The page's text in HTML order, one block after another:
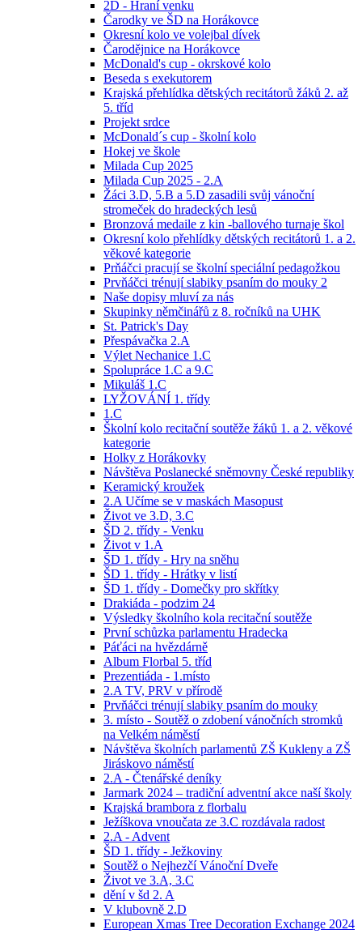
2D - Hraní venku
Čarodky ve ŠD na Horákovce
Okresní kolo ve volejbal dívek
Čarodějnice na Horákovce
McDonald's cup - okrskové kolo
Beseda s exekutorem
Krajská přehlídka dětských recitátorů žáků 2. až
5. tříd
Projekt srdce
McDonald´s cup - školní kolo
Hokej ve škole
Milada Cup 2025
Milada Cup 2025 - 2.A
Žáci 3.D, 5.B a 5.D zasadili svůj vánoční
stromeček do hradeckých lesů
Bronzová medaile z kin -ballového turnaje škol
Okresní kolo přehlídky dětských recitátorů 1. a 2.
věkové kategorie
Prňáčci pracují se školní speciální pedagožkou
Prvňáčci trénují slabiky psaním do mouky 2
Naše dopisy mluví za nás
Skupinky němčinářů z 8. ročníků na UHK
St. Patrick's Day
Přespávačka 2.A
Výlet Nechanice 1.C
Spolupráce 1.C a 9.C
Mikuláš 1.C
LYŽOVÁNÍ 1. třídy
1.C
Školní kolo recitační soutěže žáků 1. a 2. věkové
kategorie
Holky z Horákovky
Návštěva Poslanecké sněmovny České republiky
Keramický kroužek
2.A Učíme se v maskách Masopust
Život ve 3.D, 3.C
ŠD 2. třídy - Venku
Život v 1.A
ŠD 1. třídy - Hry na sněhu
ŠD 1. třídy - Hrátky v listí
ŠD 1. třídy - Domečky pro skřítky
Drakiáda - podzim 24
Výsledky školního kola recitační soutěže
První schůzka parlamentu Hradecka
Páťáci na hvězdárně
Album Florbal 5. tříd
Prezentiáda - 1.místo
2.A TV, PRV v přírodě
Prvňáčci trénují slabiky psaním do mouky
3. místo - Soutěž o zdobení vánočních stromků
na Velkém náměstí
Návštěva školních parlamentů ZŠ Kukleny a ZŠ
Jiráskovo náměstí
2.A - Čtenářské deníky
Jarmark 2024 – tradiční adventní akce naší školy
Krajská brambora z florbalu
Ježíškova vnoučata ze 3.C rozdávala radost
2.A - Advent
ŠD 1. třídy - Ježkoviny
Soutěž o Nejhezčí Vánoční Dveře
Život ve 3.A, 3.C
dění v šd 2. A
V klubovně 2.D
European Xmas Tree Decoration Exchange 2024